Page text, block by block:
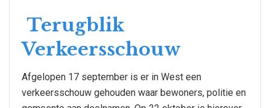
Terugblik
Verkeersschouw
Afgelopen 17 september is er in West een
verkeersschouw gehouden waar bewoners, politie en